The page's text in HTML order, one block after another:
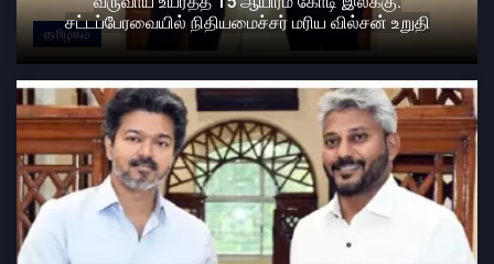
தமிழகம்
சட்டப்பேரவையில் நிதியமைச்சர் மரிய வில்சன் உறுதி